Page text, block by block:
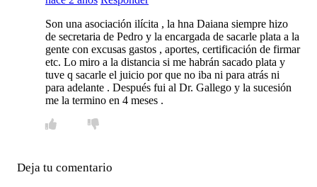
Son una asociación ilícita , la hna Daiana siempre hizo
de secretaria de Pedro y la encargada de sacarle plata a la
gente con excusas gastos , aportes, certificación de firmar
etc. Lo miro a la distancia si me habrán sacado plata y
tuve q sacarle el juicio por que no iba ni para atrás ni
para adelante . Después fui al Dr. Gallego y la sucesión
me la termino en 4 meses .
Deja tu comentario